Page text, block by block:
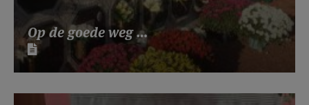
Op de goede weg …